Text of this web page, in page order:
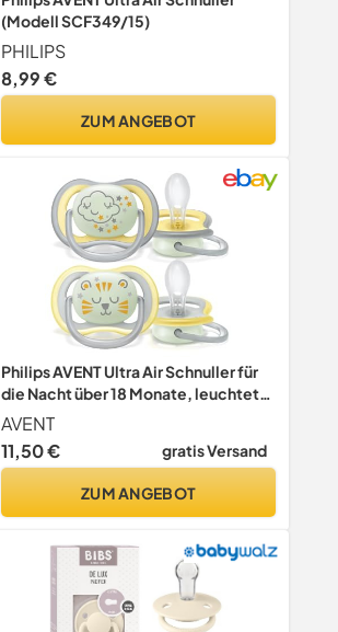
(Modell SCF349/15)
PHILIPS
8,99 €
ZUM ANGEBOT
Philips AVENT Ultra Air Schnuller für
die Nacht über 18 Monate, leuchtet
im Dunkeln, Doppelpack,
Wolke/Tiger (Modell SCF376/01)
AVENT
11,50 €
gratis Versand
ZUM ANGEBOT